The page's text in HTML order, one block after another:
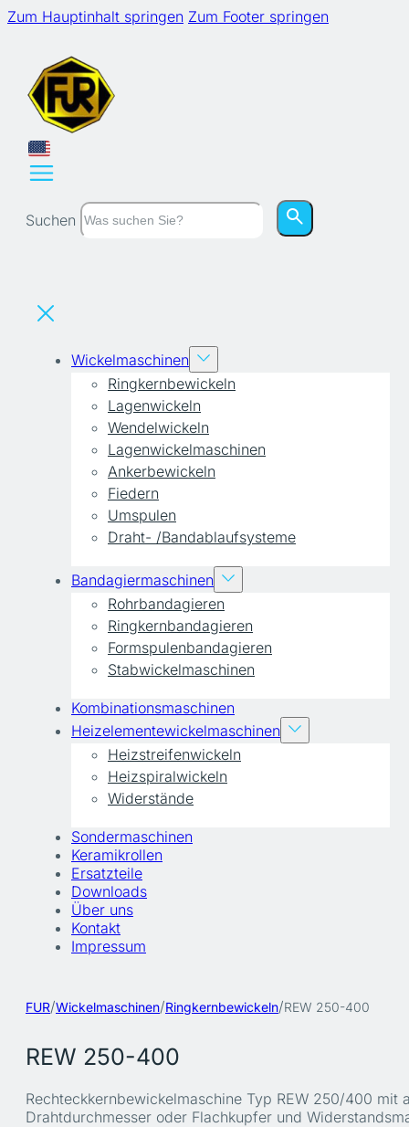
Zum Hauptinhalt springen Zum Footer springen
Suchen
Wickelmaschinen
Ringkernbewickeln
Lagenwickeln
Wendelwickeln
Lagenwickelmaschinen
Ankerbewickeln
Fiedern
Umspulen
Draht- /Bandablaufsysteme
Bandagiermaschinen
Rohrbandagieren
Ringkernbandagieren
Formspulenbandagieren
Stabwickelmaschinen
Kombinationsmaschinen
Heizelementewickelmaschinen
Heizstreifenwickeln
Heizspiralwickeln
Widerstände
Sondermaschinen
Keramikrollen
Ersatzteile
Downloads
Über uns
Kontakt
Impressum
FUR/Wickelmaschinen/Ringkernbewickeln/REW 250-400
REW 250-400
Rechteckkernbewickelmaschine Typ REW 250/400
Drahtdurchmesser oder Flachkupfer und